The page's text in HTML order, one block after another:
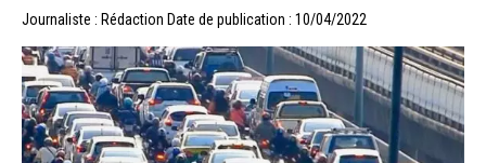
Journaliste : Rédaction Date de publication : 10/04/2022